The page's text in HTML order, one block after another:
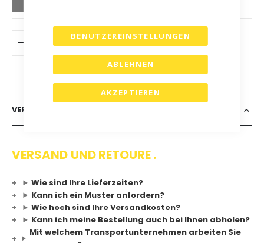
AKZEPTIEREN
BENUTZEREINSTELLUNGEN
ABLEHNEN
VERSAND & RETOURE
VERSAND UND RETOURE .
Wie sind Ihre Lieferzeiten?
Kann ich ein Muster anfordern?
Wie hoch sind Ihre Versandkosten?
Kann ich meine Bestellung auch bei Ihnen abholen?
Mit welchem Transportunternehmen arbeiten Sie